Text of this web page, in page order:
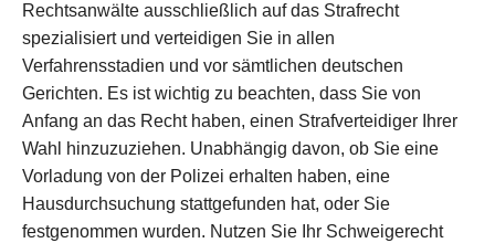
Rechtsanwälte ausschließlich auf das Strafrecht
spezialisiert und verteidigen Sie in allen
Verfahrensstadien und vor sämtlichen deutschen
Gerichten. Es ist wichtig zu beachten, dass Sie von
Anfang an das Recht haben, einen Strafverteidiger Ihrer
Wahl hinzuzuziehen. Unabhängig davon, ob Sie eine
Vorladung von der Polizei erhalten haben, eine
Hausdurchsuchung stattgefunden hat, oder Sie
festgenommen wurden. Nutzen Sie Ihr Schweigerecht